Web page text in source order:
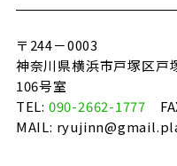
〒244－0003
神奈川県横浜市戸塚区
106号室
TEL: 090-2662-1777
MAIL: